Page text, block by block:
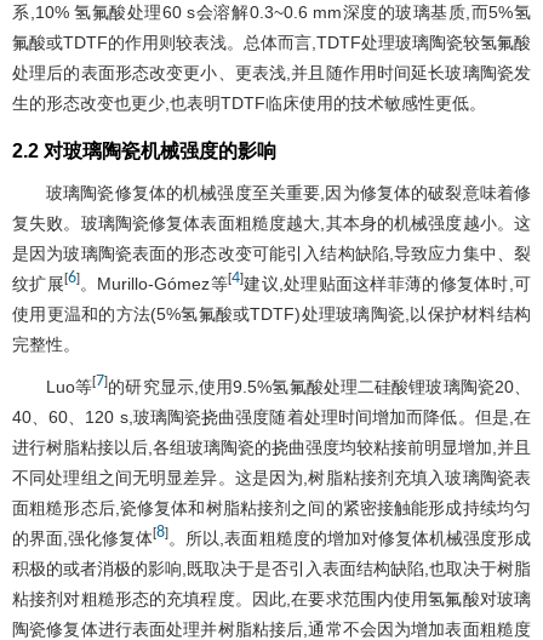
系,10% 氢氟酸处理60 s会溶解0.3~0.6 mm深度的玻璃基质,而5%氢
氟酸或TDTF的作用则较表浅。总体而言,TDTF处理玻璃陶瓷较氢氟酸
处理后的表面形态改变更小、更表浅,并且随作用时间延长玻璃陶瓷发
生的形态改变也更少,也表明TDTF临床使用的技术敏感性更低。
2.2 对玻璃陶瓷机械强度的影响
玻璃陶瓷修复体的机械强度至关重要,因为修复体的破裂意味着修
复失败。玻璃陶瓷修复体表面粗糙度越大,其本身的机械强度越小。这
是因为玻璃陶瓷表面的形态改变可能引入结构缺陷,导致应力集中、裂
纹扩展[6]。Murillo-Gómez等[4]建议,处理贴面这样菲薄的修复体时,可
使用更温和的方法(5%氢氟酸或TDTF)处理玻璃陶瓷,以保护材料结构
完整性。
Luo等[7]的研究显示,使用9.5%氢氟酸处理二硅酸锂玻璃陶瓷20、
40、60、120 s,玻璃陶瓷挠曲强度随着处理时间增加而降低。但是,在
进行树脂粘接以后,各组玻璃陶瓷的挠曲强度均较粘接前明显增加,并且
不同处理组之间无明显差异。这是因为,树脂粘接剂充填入玻璃陶瓷表
面粗糙形态后,瓷修复体和树脂粘接剂之间的紧密接触能形成持续均匀
的界面,强化修复体[8] 。所以,表面粗糙度的增加对修复体机械强度形成
积极的或者消极的影响,既取决于是否引入表面结构缺陷,也取决于树脂
粘接剂对粗糙形态的充填程度。因此,在要求范围内使用氢氟酸对玻璃
陶瓷修复体进行表面处理并树脂粘接后,通常不会因为增加表面粗糙度